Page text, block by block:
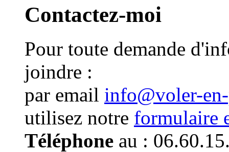
Contactez-moi
Pour toute demande
joindre :
par email info@voler-
utilisez notre formulaire
Téléphone au :